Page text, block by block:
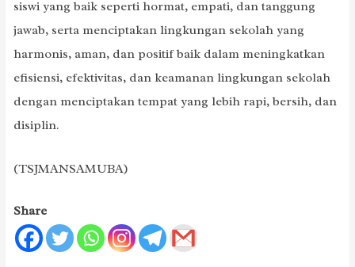
siswi yang baik seperti hormat, empati, dan tanggung
jawab, serta menciptakan lingkungan sekolah yang
harmonis, aman, dan positif baik dalam meningkatkan
efisiensi, efektivitas, dan keamanan lingkungan sekolah
dengan menciptakan tempat yang lebih rapi, bersih, dan
disiplin.
(TSJMANSAMUBA)
Share